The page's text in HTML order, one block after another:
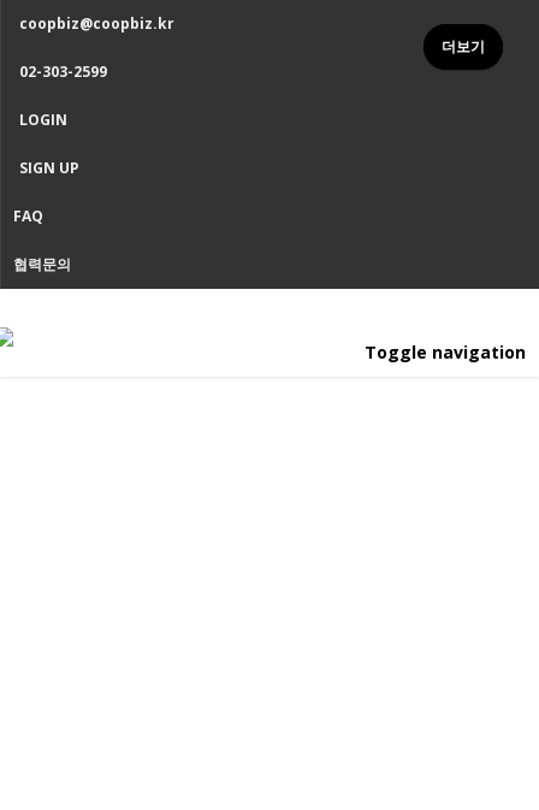
coopbiz@coopbiz.kr
02-303-2599
LOGIN
SIGN UP
FAQ
협력문의
Toggle navigation
더보기
더보기